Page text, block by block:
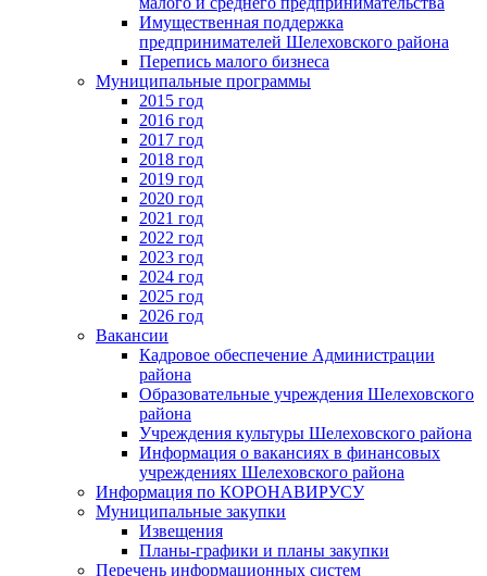
Имущественная поддержка
предпринимателей Шелеховского района
Перепись малого бизнеса
Муниципальные программы
2015 год
2016 год
2017 год
2018 год
2019 год
2020 год
2021 год
2022 год
2023 год
2024 год
2025 год
2026 год
Вакансии
Кадровое обеспечение Администрации
района
Образовательные учреждения Шелеховского
района
Учреждения культуры Шелеховского района
Информация о вакансиях в финансовых
учреждениях Шелеховского района
Информация по КОРОНАВИРУСУ
Муниципальные закупки
Извещения
Планы-графики и планы закупки
Перечень информационных систем